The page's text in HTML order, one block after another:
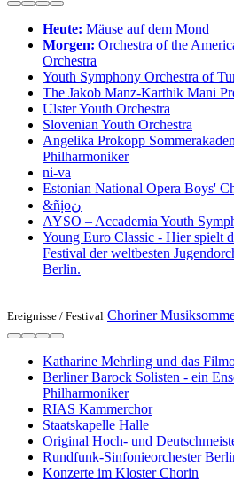
Heute: Mäuse auf dem Mond
Morgen: Or­ches­tra of the
Orchestra
Youth Symphony Orchestra of
The Jakob Manz-Karthik Mani
Ulster Youth Or­chestra
Slo­ve­ni­an Youth Orchestra
Angelika Pro­kopp
Philharmoniker
ni-va
Estonian National Opera Boys'
&ñịoن
AYSO – Accademia Youth
Young Euro Classic - Hier spielt
Festival der weltbesten
Berlin.
Ereignisse / Festival Choriner
Katharine Mehrling und das
Berliner Barock Solisten - ein
Philharmoniker
RIAS Kammerchor
Staatskapelle Halle
Original Hoch- und
Rundfunk-Sinfonieorchester
Konzerte im Kloster Chorin